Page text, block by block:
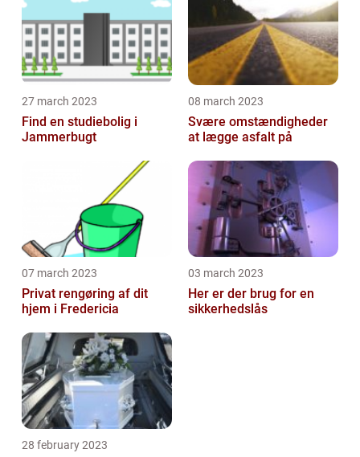
27 march 2023
Find en studiebolig i
Jammerbugt
08 march 2023
Svære omstændigheder
at lægge asfalt på
07 march 2023
Privat rengøring af dit
hjem i Fredericia
03 march 2023
Her er der brug for en
sikkerhedslås
28 february 2023